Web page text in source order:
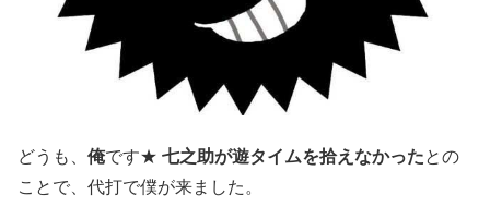
どうも、 俺です★ 七之助が遊タイムを拾えなかったとの
ことで、代打で僕が来ました。